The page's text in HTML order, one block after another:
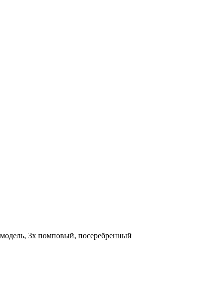
3х помповый, посеребренный